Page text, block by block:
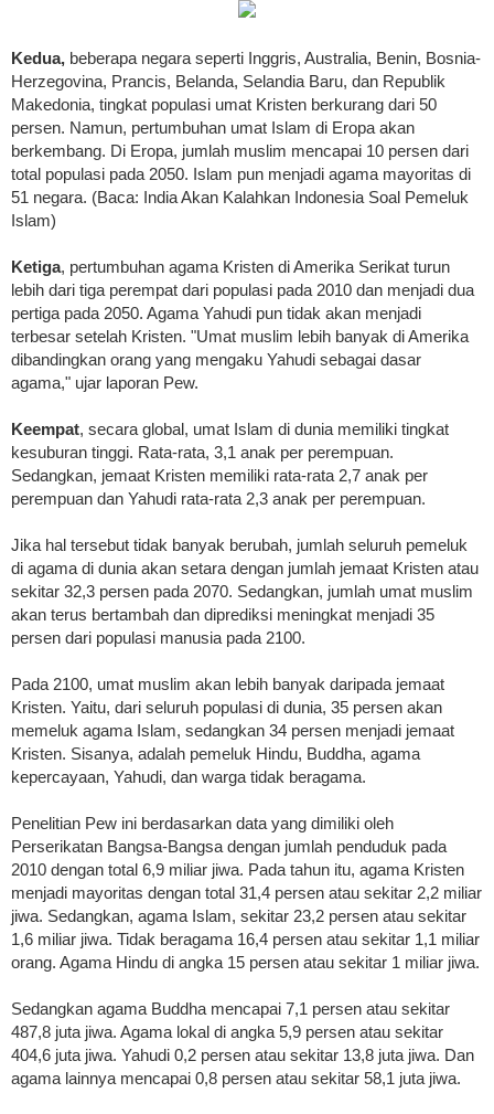
Kedua, beberapa negara seperti Inggris, Australia, Benin, Bosnia-
Herzegovina, Prancis, Belanda, Selandia Baru, dan Republik
Makedonia, tingkat populasi umat Kristen berkurang dari 50
persen. Namun, pertumbuhan umat Islam di Eropa akan
berkembang. Di Eropa, jumlah muslim mencapai 10 persen dari
total populasi pada 2050. Islam pun menjadi agama mayoritas di
51 negara. (Baca: India Akan Kalahkan Indonesia Soal Pemeluk
Islam)
Ketiga, pertumbuhan agama Kristen di Amerika Serikat turun
lebih dari tiga perempat dari populasi pada 2010 dan menjadi dua
pertiga pada 2050. Agama Yahudi pun tidak akan menjadi
terbesar setelah Kristen. "Umat muslim lebih banyak di Amerika
dibandingkan orang yang mengaku Yahudi sebagai dasar
agama," ujar laporan Pew.
Keempat, secara global, umat Islam di dunia memiliki tingkat
kesuburan tinggi. Rata-rata, 3,1 anak per perempuan.
Sedangkan, jemaat Kristen memiliki rata-rata 2,7 anak per
perempuan dan Yahudi rata-rata 2,3 anak per perempuan.
Jika hal tersebut tidak banyak berubah, jumlah seluruh pemeluk
di agama di dunia akan setara dengan jumlah jemaat Kristen atau
sekitar 32,3 persen pada 2070. Sedangkan, jumlah umat muslim
akan terus bertambah dan diprediksi meningkat menjadi 35
persen dari populasi manusia pada 2100.
Pada 2100, umat muslim akan lebih banyak daripada jemaat
Kristen. Yaitu, dari seluruh populasi di dunia, 35 persen akan
memeluk agama Islam, sedangkan 34 persen menjadi jemaat
Kristen. Sisanya, adalah pemeluk Hindu, Buddha, agama
kepercayaan, Yahudi, dan warga tidak beragama.
Penelitian Pew ini berdasarkan data yang dimiliki oleh
Perserikatan Bangsa-Bangsa dengan jumlah penduduk pada
2010 dengan total 6,9 miliar jiwa. Pada tahun itu, agama Kristen
menjadi mayoritas dengan total 31,4 persen atau sekitar 2,2 miliar
jiwa. Sedangkan, agama Islam, sekitar 23,2 persen atau sekitar
1,6 miliar jiwa. Tidak beragama 16,4 persen atau sekitar 1,1 miliar
orang. Agama Hindu di angka 15 persen atau sekitar 1 miliar jiwa.
Sedangkan agama Buddha mencapai 7,1 persen atau sekitar
487,8 juta jiwa. Agama lokal di angka 5,9 persen atau sekitar
404,6 juta jiwa. Yahudi 0,2 persen atau sekitar 13,8 juta jiwa. Dan
agama lainnya mencapai 0,8 persen atau sekitar 58,1 juta jiwa.